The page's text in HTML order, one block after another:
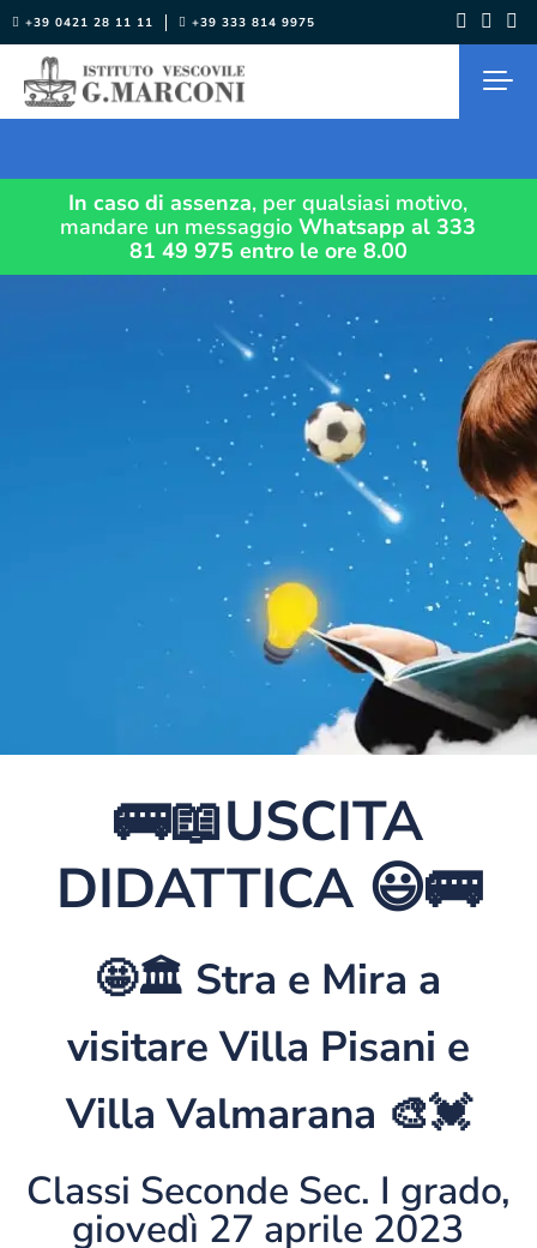
Salta
al
contenuto
+39 0421 28 11 11 +39 333 814 9975
In caso di assenza, per qualsiasi motivo,
mandare un messaggioWhatsapp al 333
81 49 975 entro le ore 8.00
🚌📖USCITA
DIDATTICA 😃🚌
🤩🏛 Stra e Mira a
visitare Villa Pisani e
Villa Valmarana 🎨💓
Classi Seconde Sec. I grado,
giovedì 27 aprile 2023